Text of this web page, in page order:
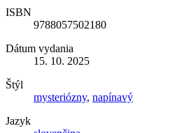
ISBN
9788057502180
Dátum vydania
15. 10. 2025
Štýl
mysteriózny, napínavý
Jazyk